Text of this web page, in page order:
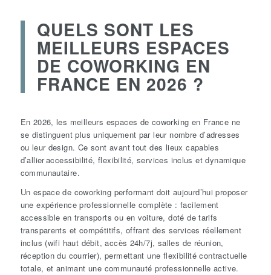
QUELS SONT LES
MEILLEURS ESPACES
DE COWORKING EN
FRANCE EN 2026 ?
En 2026, les meilleurs espaces de coworking en France ne
se distinguent plus uniquement par leur nombre d’adresses
ou leur design. Ce sont avant tout des lieux capables
d’allier accessibilité, flexibilité, services inclus et dynamique
communautaire.
Un espace de coworking performant doit aujourd’hui proposer
une expérience professionnelle complète : facilement
accessible en transports ou en voiture, doté de tarifs
transparents et compétitifs, offrant des services réellement
inclus (wifi haut débit, accès 24h/7j, salles de réunion,
réception du courrier), permettant une flexibilité contractuelle
totale, et animant une communauté professionnelle active.